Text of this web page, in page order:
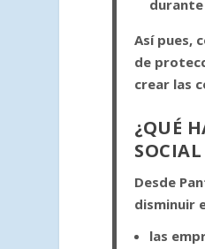
Así pues,
de
crear las
¿QUÉ
SOCIAL
Desde
disminuir
las